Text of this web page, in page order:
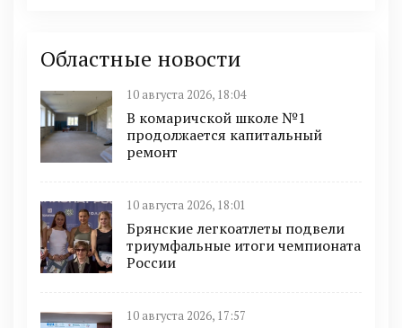
Областные новости
10 августа 2026, 18:04
В комаричской школе №1
продолжается капитальный
ремонт
10 августа 2026, 18:01
Брянские легкоатлеты подвели
триумфальные итоги чемпионата
России
10 августа 2026, 17:57